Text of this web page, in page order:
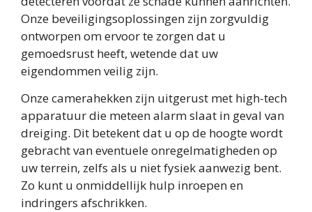
Onze beveiligingsoplossingen zijn zorgvuldig
ontworpen om ervoor te zorgen dat u
gemoedsrust heeft, wetende dat uw
eigendommen veilig zijn.
Onze camerahekken zijn uitgerust met high-tech
apparatuur die meteen alarm slaat in geval van
dreiging. Dit betekent dat u op de hoogte wordt
gebracht van eventuele onregelmatigheden op
uw terrein, zelfs als u niet fysiek aanwezig bent.
Zo kunt u onmiddellijk hulp inroepen en
indringers afschrikken.